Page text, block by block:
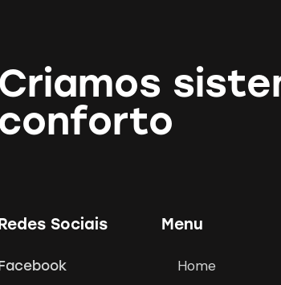
Criamos
conforto
Sociais Menu
Home